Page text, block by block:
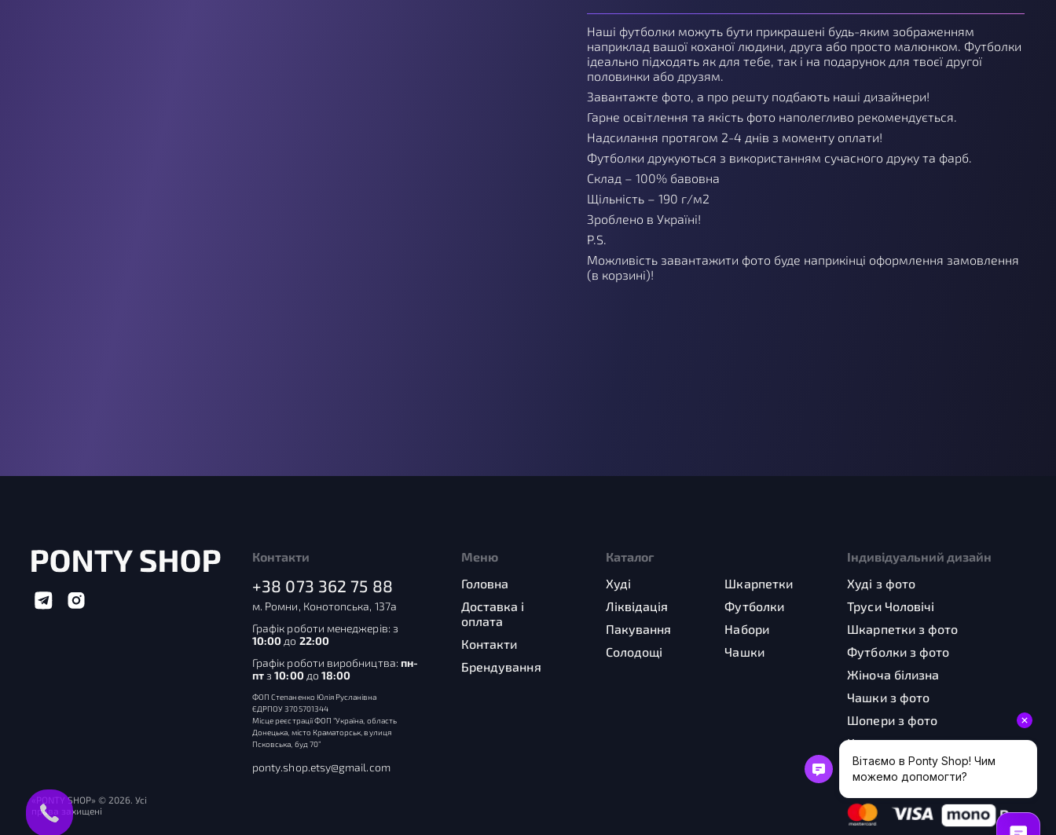
Наші футболки можуть бути прикрашені будь-яким зображенням
наприклад вашої коханої людини, друга або просто малюнком. Футболки
ідеально підходять як для тебе, так і на подарунок для твоєї другої
половинки або друзям.
Завантажте фото, а про решту подбають наші дизайнери!
Гарне освітлення та якість фото наполегливо рекомендується.
Надсилання протягом 2-4 днів з моменту оплати!
Футболки друкуються з використанням сучасного друку та фарб.
Склад – 100% бавовна
Щільність – 190 г/м2
Зроблено в Україні!
P.S.
Можливість завантажити фото буде наприкінці оформлення замовлення
(в корзині)!
Контакти
+38 073 362 75 88
м. Ромни, Конотопська, 137а
Графік роботи менеджерів: з
10:00 до 22:00
Графік роботи виробництва: пн-
пт з10:00до 18:00
ФОП Степаненко Юлія Русланівна
ЄДРПОУ 3705701344
Місце реєстрації ФОП “Україна, область
Донецька, місто Краматорськ, вулиця
Псковська, буд 70”
ponty.shop.etsy@gmail.com
Меню
Головна
Доставка і
оплата
Контакти
Брендування
Каталог
Худі
Шкарпетки
Ліквідація
Футболки
Пакування
Набори
Солодощі
Чашки
Індивідуальний дизайн
Худі з фото
Труси Чоловічі
Шкарпетки з фото
Футболки з фото
Жіноча білизна
Чашки з фото
Шопери з фото
Картини
«PONTY SHOP» © 2026. Усі
права захищені